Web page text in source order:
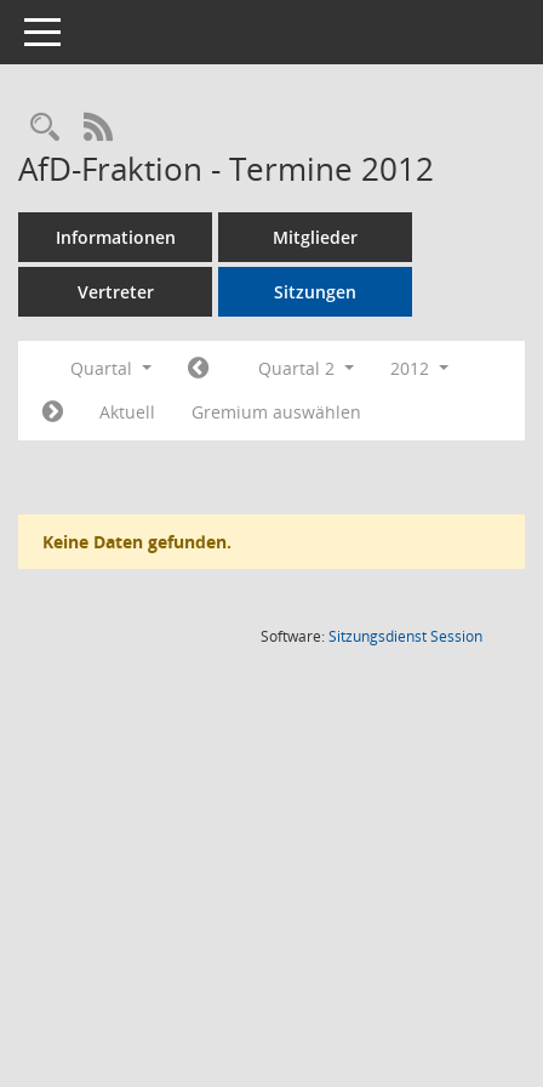
Toggle navigation
Rechercheauswahl
RSS-Feed
AfD-Fraktion - Termine 2012
Informationen Mitglieder
Vertreter Sitzungen
Quartal Quartal 2
2012
Aktuell
Gremium auswählen
Keine Daten gefunden.
Software:SitzungsdienstSession(Wird in